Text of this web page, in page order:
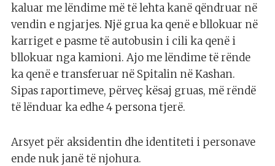
kaluar me lëndime më të lehta kanë qëndruar në
vendin e ngjarjes. Një grua ka qenë e bllokuar në
karriget e pasme të autobusin i cili ka qenë i
bllokuar nga kamioni. Ajo me lëndime të rënde
ka qenë e transferuar në Spitalin në Kashan.
Sipas raportimeve, përveç kësaj gruas, më rëndë
të lënduar ka edhe 4 persona tjerë.
Arsyet për aksidentin dhe identiteti i personave
ende nuk janë të njohura.